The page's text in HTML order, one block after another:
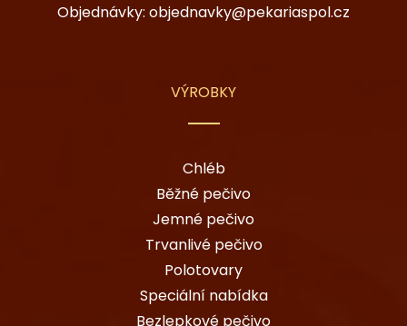
Objednávky: objednavky@pekariaspol.cz
VÝROBKY
Chléb
Běžné pečivo
Jemné pečivo
Trvanlivé pečivo
Polotovary
Speciální nabídka
Bezlepkové pečivo